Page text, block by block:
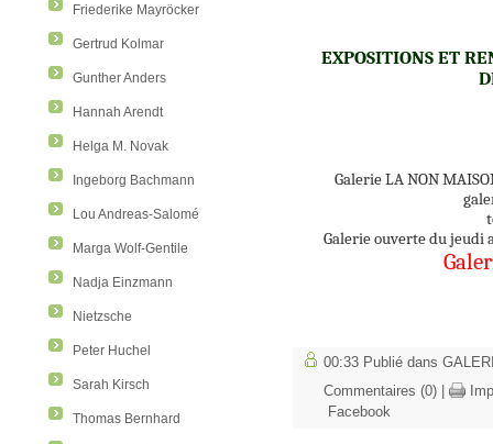
Friederike Mayröcker
Gertrud Kolmar
Gunther Anders
Hannah Arendt
Helga M. Novak
Ingeborg Bachmann
Lou Andreas-Salomé
Marga Wolf-Gentile
Nadja Einzmann
Nietzsche
Peter Huchel
Sarah Kirsch
Thomas Bernhard
EXPOSITIONS ET
Galerie LA NON
Galerie ouverte du jeudi
00:33 Publié dans
Commentaires (0)
Facebook